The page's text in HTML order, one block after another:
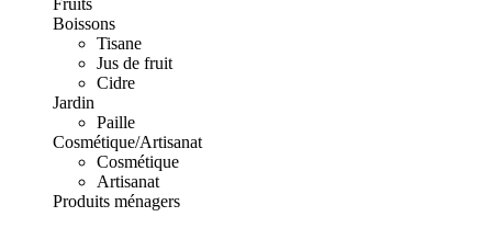
Fruits
Boissons
Tisane
Jus de fruit
Cidre
Jardin
Paille
Cosmétique/Artisanat
Cosmétique
Artisanat
Produits ménagers